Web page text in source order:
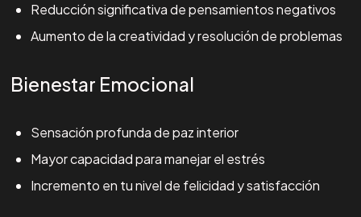
Reducción significativa de pensamientos negativos
Aumento de la creatividad y resolución de problemas
Bienestar Emocional
Sensación profunda de paz interior
Mayor capacidad para manejar el estrés
Incremento en tu nivel de felicidad y satisfacción